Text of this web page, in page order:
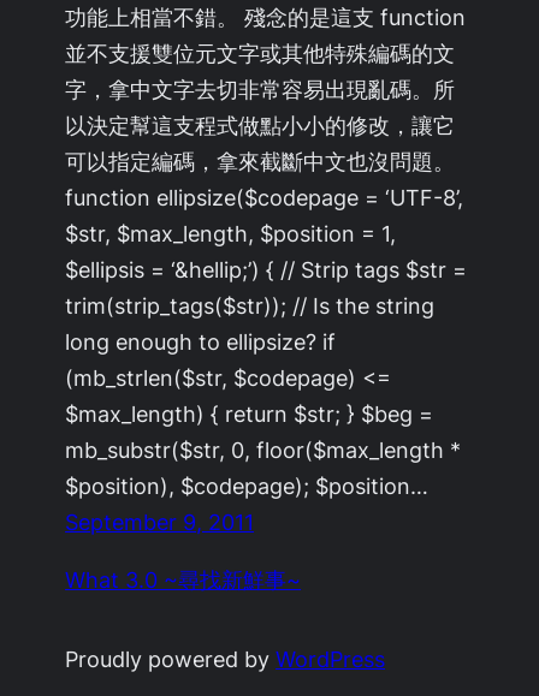
功能上相當不錯。 殘念的是這支 function
並不支援雙位元文字或其他特殊編碼的文
字，拿中文字去切非常容易出現亂碼。所
以決定幫這支程式做點小小的修改，讓它
可以指定編碼，拿來截斷中文也沒問題。
function ellipsize($codepage = ‘UTF-8’,
$str, $max_length, $position = 1,
$ellipsis = ‘&hellip;’) { // Strip tags $str =
trim(strip_tags($str)); // Is the string
long enough to ellipsize? if
(mb_strlen($str, $codepage) <=
$max_length) { return $str; } $beg =
mb_substr($str, 0, floor($max_length *
$position), $codepage); $position…
September 9, 2011
What 3.0 ~尋找新鮮事~
Proudly powered byWordPress